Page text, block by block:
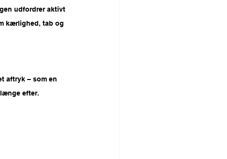
udfordrer aktivt
kærlighed, tab og
aftryk – som en
efter.